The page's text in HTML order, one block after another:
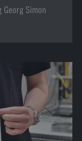
Simon